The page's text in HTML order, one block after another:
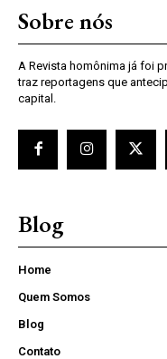
Sobre nós
A Revista homônima já foi
traz reportagens que
capital.
Blog
Home
Quem Somos
Blog
Contato